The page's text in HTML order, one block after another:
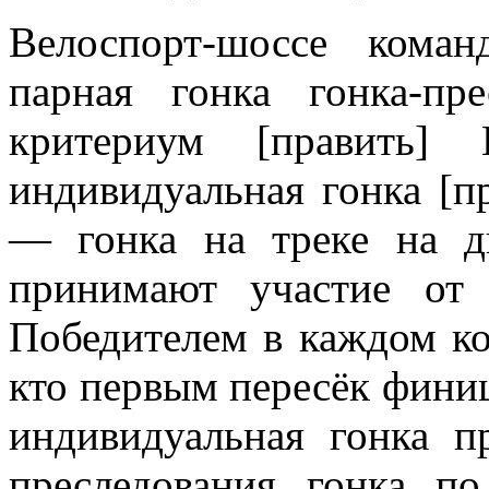
Велоспорт-шоссе
парная гонка гонка-
критериум [править]
индивидуальная гонка
— гонка на треке на
принимают участие
Победителем в каждом
кто первым пересёк
индивидуальная гонка